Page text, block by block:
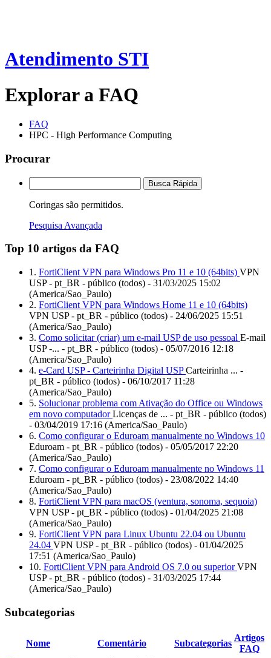
Atendimento STI
Explorar a FAQ
FAQ
HPC - High Performance Computing
Procurar
Busca Rápida
Coringas são permitidos.
Pesquisa Avançada
Top 10 artigos da FAQ
1. FortiClient VPN para Windows Pro 11 e 10 (64bits) VPN
USP - pt_BR - público (todos) - 31/03/2025 15:02
(America/Sao_Paulo)
2. FortiClient VPN para Windows Home 11 e 10 (64bits)
VPN USP - pt_BR - público (todos) - 24/06/2025 15:51
(America/Sao_Paulo)
3. Como solicitar (criar) um e-mail USP de uso pessoal E-mail
USP -... - pt_BR - público (todos) - 05/07/2016 12:18
(America/Sao_Paulo)
4. e-Card USP - Carteirinha Digital USPCarteirinha ... -
pt_BR - público (todos) - 06/10/2017 11:28
(America/Sao_Paulo)
5. Solucionar problema com Ativação do Office ou Windows
em novo computadorLicenças de ... - pt_BR - público (todos)
- 03/04/2019 17:16 (America/Sao_Paulo)
6. Como configurar o Eduroam manualmente no Windows 10
Eduroam - pt_BR - público (todos) - 05/05/2017 22:20
(America/Sao_Paulo)
7. Como configurar o Eduroam manualmente no Windows 11
Eduroam - pt_BR - público (todos) - 23/08/2022 14:40
(America/Sao_Paulo)
8. FortiClient VPN para macOS (ventura, sonoma, sequoia)
VPN USP - pt_BR - público (todos) - 01/04/2025 21:08
(America/Sao_Paulo)
9. FortiClient VPN para Linux Ubuntu 22.04 ou Ubuntu
24.04 VPN USP - pt_BR - público (todos) - 01/04/2025
17:51 (America/Sao_Paulo)
10. FortiClient VPN para Android OS 7.0 ou superiorVPN
USP - pt_BR - público (todos) - 31/03/2025 17:44
(America/Sao_Paulo)
Subcategorias
Nome Comentário Subcategorias
Artigos
FAQ